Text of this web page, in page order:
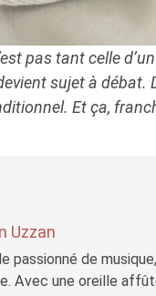
pas tant celle
sujet à débat.
Et ça,
Uzzan
passionné de
Avec une oreille